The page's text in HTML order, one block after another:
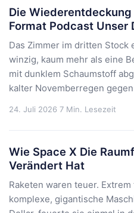
Die Wiederentdeckung
Format Podcast Unser
Das Zimmer im dritten Stock
winzig, kaum mehr als eine
mit dunklem Schaumstoff
kalter Novemberregen
24. Juli 2026 7 Min. Lesezeit
Wie Space X Die
Verändert Hat
Raketen waren teuer.
komplexe, gigantische